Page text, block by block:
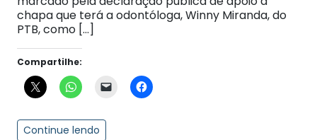
chapa que terá a odontóloga, Winny Miranda, do
PTB, como […]
Compartilhe:
Continue lendo